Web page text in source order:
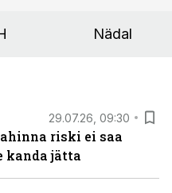
üheks olulisemaks
Nädal
29.07.26, 09:30
riski ei saa
kanda jätta